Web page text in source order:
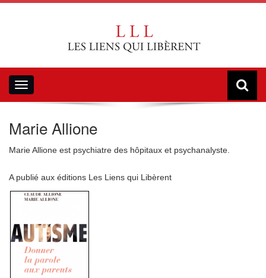
Toggle
navigation
Marie Allione
Marie Allione est psychiatre des hôpitaux et psychanalyste.
A publié aux éditions Les Liens qui Libèrent